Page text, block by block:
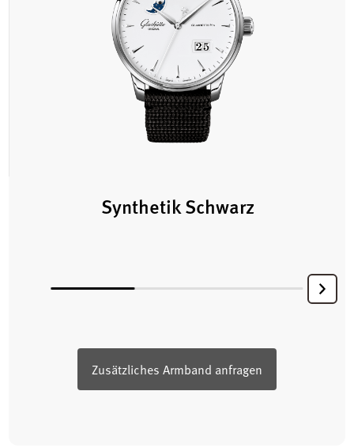
Synthetik Schwarz
Zusätzliches Armband anfragen